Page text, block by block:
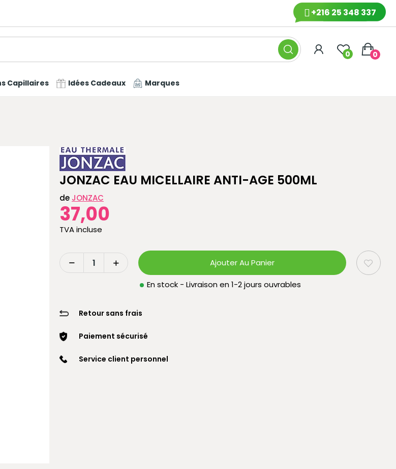
+216 25 348 337
0 0
Capillaires Idées Cadeaux Marques
JONZAC EAU MICELLAIRE ANTI-AGE 500ML
de JONZAC
37,00
TVA incluse
Ajouter Au Panier
En stock - Livraison en 1-2 jours ouvrables
Retour sans frais
Paiement sécurisé
Service client personnel